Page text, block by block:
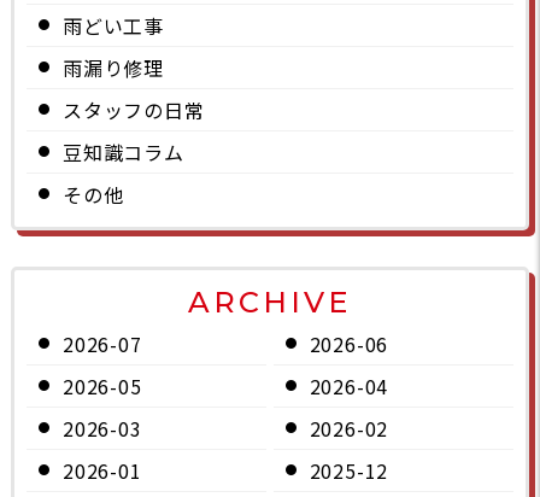
雨どい工事
雨漏り修理
スタッフの日常
豆知識コラム
その他
ARCHIVE
2026-07
2026-06
2026-05
2026-04
2026-03
2026-02
2026-01
2025-12